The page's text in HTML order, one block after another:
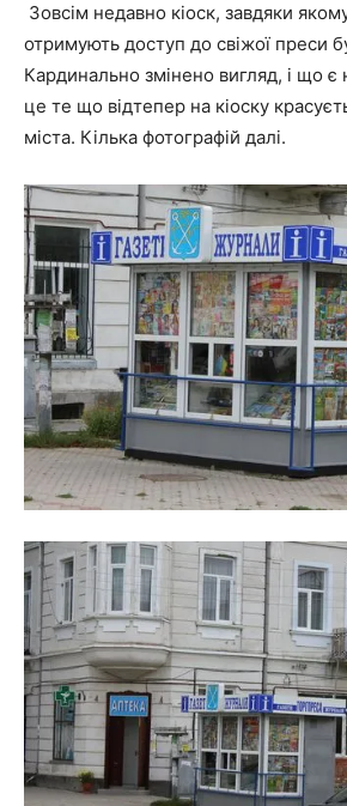
Зовсім недавно кіоск, завдяки
отримують доступ до свіжої преси
Кардинально змінено вигляд, і що є
це те що відтепер на кіоску
міста. Кілька фотографій далі.